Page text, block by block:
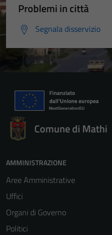
Problemi in città
Segnala disservizio
Comune di Mathi
AMMINISTRAZIONE
Aree Amministrative
Uffici
Organi di Governo
Politici